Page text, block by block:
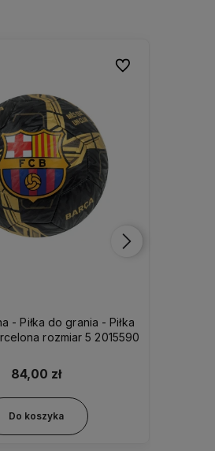
- Piłka do grania - Piłka
rozmiar 5 2015590
84,00 zł
Do koszyka
Do ulubionych